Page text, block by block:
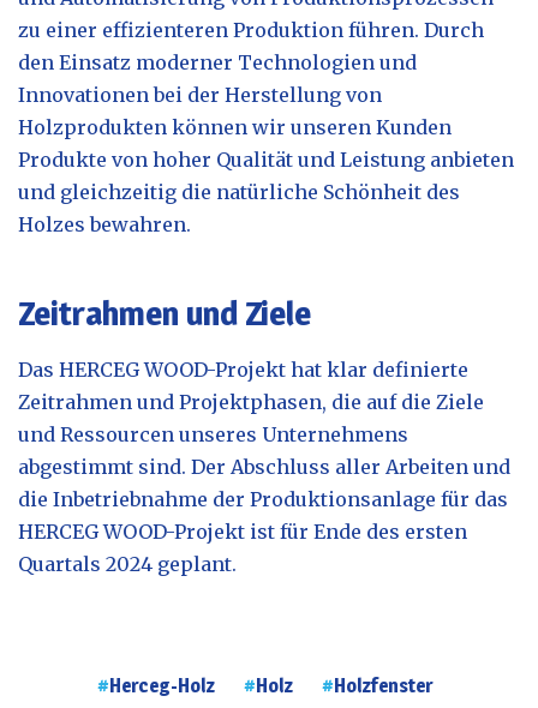
zu einer effizienteren Produktion führen. Durch
den Einsatz moderner Technologien und
Innovationen bei der Herstellung von
Holzprodukten können wir unseren Kunden
Produkte von hoher Qualität und Leistung anbieten
und gleichzeitig die natürliche Schönheit des
Holzes bewahren.
Zeitrahmen und Ziele
Das HERCEG WOOD-Projekt hat klar definierte
Zeitrahmen und Projektphasen, die auf die Ziele
und Ressourcen unseres Unternehmens
abgestimmt sind. Der Abschluss aller Arbeiten und
die Inbetriebnahme der Produktionsanlage für das
HERCEG WOOD-Projekt ist für Ende des ersten
Quartals 2024 geplant.
Herceg-Holz Holz
Holzfenster